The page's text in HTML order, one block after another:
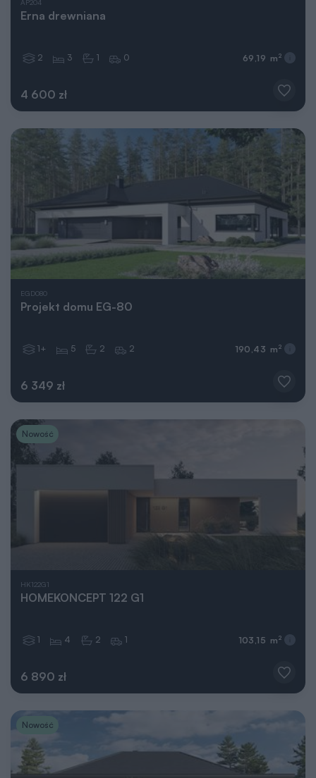
AP204
Erna drewniana
4 600 zł
2 3 1 0 69,19 m 2
EGD080
Projekt domu EG-80
6 349 zł
1+ 5 2 2 190,43 m 2
Nowość
HK122G1
HOMEKONCEPT 122 G1
6 890 zł
1 4 2 1 103,15 m 2
Nowość